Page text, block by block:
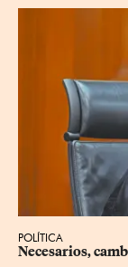
POLÍTICA
Necesarios,